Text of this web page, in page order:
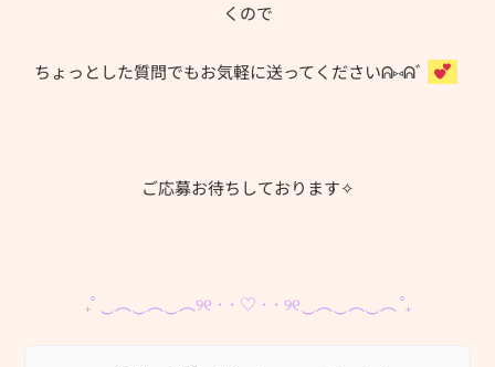
くので
ちょっとした質問でもお気軽に送ってくださいᕱ⑅ᕱﾞ
ご応募お待ちしております✧
₊˚ ‿︵‿︵‿︵୨୧ · · ♡ · · ୨୧‿︵‿︵‿︵ ˚₊